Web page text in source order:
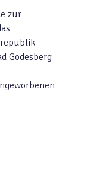
zur
Godesberg